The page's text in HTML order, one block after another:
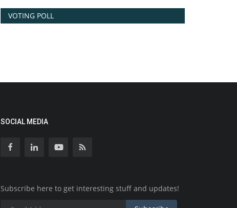
VOTING POLL
SOCIAL MEDIA
Subscribe here to get interesting stuff and updates!